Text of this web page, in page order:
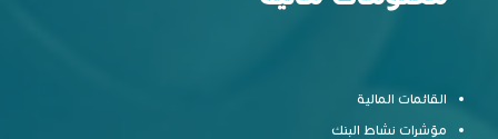
القائمات المالية
مؤشرات نشاط البنك